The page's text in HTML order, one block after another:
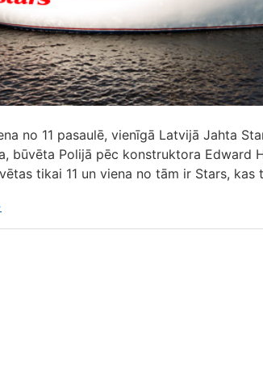
no 11 pasaulē, vienīgā Latvijā Jahta
būvēta Polijā pēc konstruktora Edward
tikai 11 un viena no tām ir Stars, kas